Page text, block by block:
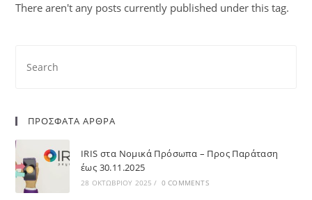
There aren't any posts currently published under this tag.
ΠΡΟΣΦΑΤΑ ΑΡΘΡΑ
IRIS στα Νομικά Πρόσωπα – Προς Παράταση
έως 30.11.2025
28 ΟΚΤΩΒΡΊΟΥ 2025 / 0 COMMENTS